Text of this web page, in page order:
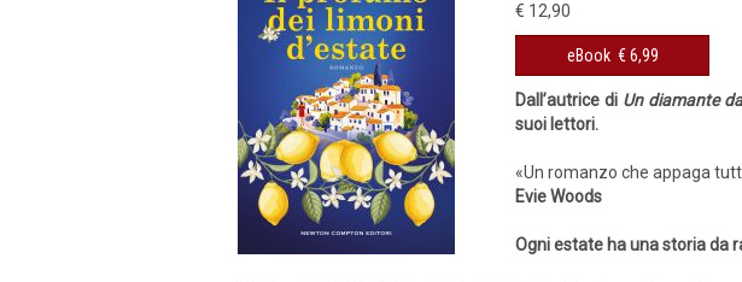
€ 12,90
eBook € 6,99
Dall’autrice di Un diamante
suoi lettori.
«Un romanzo che appaga
Evie Woods
Ogni estate ha una storia da